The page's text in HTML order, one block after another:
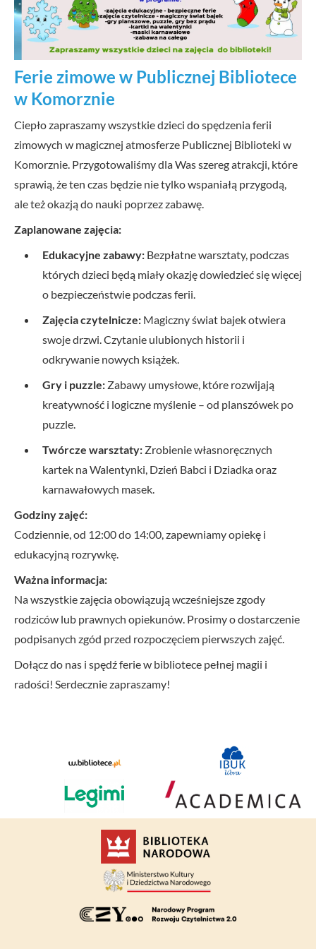
Ferie zimowe w Publicznej Bibliotece
w Komorznie
Ciepło zapraszamy wszystkie dzieci do spędzenia ferii
zimowych w magicznej atmosferze Publicznej Biblioteki w
Komorznie. Przygotowaliśmy dla Was szereg atrakcji, które
sprawią, że ten czas będzie nie tylko wspaniałą przygodą,
ale też okazją do nauki poprzez zabawę.
Zaplanowane zajęcia:
Edukacyjne zabawy: Bezpłatne warsztaty, podczas
których dzieci będą miały okazję dowiedzieć się więcej
o bezpieczeństwie podczas ferii.
Zajęcia czytelnicze: Magiczny świat bajek otwiera
swoje drzwi. Czytanie ulubionych historii i
odkrywanie nowych książek.
Gry i puzzle: Zabawy umysłowe, które rozwijają
kreatywność i logiczne myślenie – od planszówek po
puzzle.
Twórcze warsztaty: Zrobienie własnoręcznych
kartek na Walentynki, Dzień Babci i Dziadka oraz
karnawałowych masek.
Godziny zajęć:
Codziennie, od 12:00 do 14:00, zapewniamy opiekę i
edukacyjną rozrywkę.
Ważna informacja:
Na wszystkie zajęcia obowiązują wcześniejsze zgody
rodziców lub prawnych opiekunów. Prosimy o dostarczenie
podpisanych zgód przed rozpoczęciem pierwszych zajęć.
Dołącz do nas i spędź ferie w bibliotece pełnej magii i
radości! Serdecznie zapraszamy!